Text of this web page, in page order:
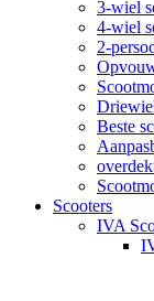
3-wiel
4-wiel
2-
Beste
Scooters
IVA